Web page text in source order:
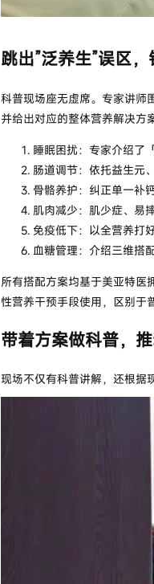
跳出”泛养生”误区
科普现场座无虚席。专家讲师
并给出对应的整体营养解决方
睡眠困扰：专家介绍了「
肠道调节：依托益生元
骨骼养护：纠正单一补
肌肉减少： 肌少症、易
免疫低下：以全营养打
血糖管理：介绍三维搭
所有搭配方案均基于美亚特医
性营养干预手段使用，区别于
带着方案做科普，
现场不仅有科普讲解，还根据